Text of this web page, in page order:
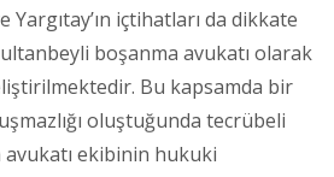
içtihatları da dikkate
boşanma avukatı olarak
Bu kapsamda bir
oluştuğunda tecrübeli
ekibinin hukuki